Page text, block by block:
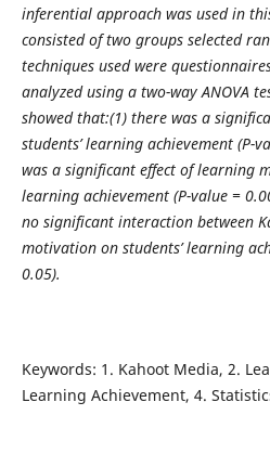
inferential approach was used in
consisted of two groups selected
techniques used were
analyzed using a two-way ANOVA
showed that:(1) there was a
students’ learning achievement (P-
was a significant effect of learning
learning achievement (P-value =
no significant interaction between
motivation on students’ learning
0.05).
Keywords: 1. Kahoot Media, 2.
Learning Achievement, 4.